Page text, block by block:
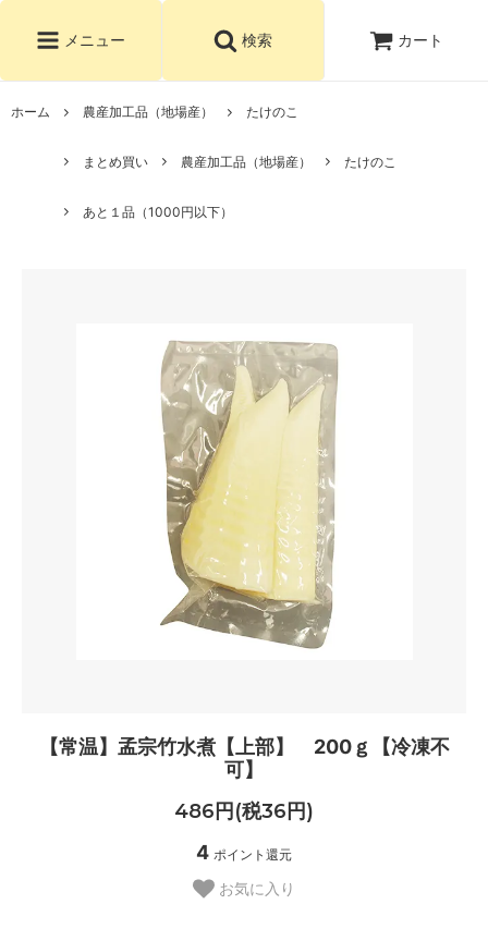
メニュー 検索 カート
ホーム 農産加工品（地場産） たけのこ
まとめ買い 農産加工品（地場産） たけのこ
あと１品（1000円以下）
【常温】孟宗竹水煮【上部】 200ｇ【冷凍不
可】
486円(税36円)
4 ポイント還元
お気に入り